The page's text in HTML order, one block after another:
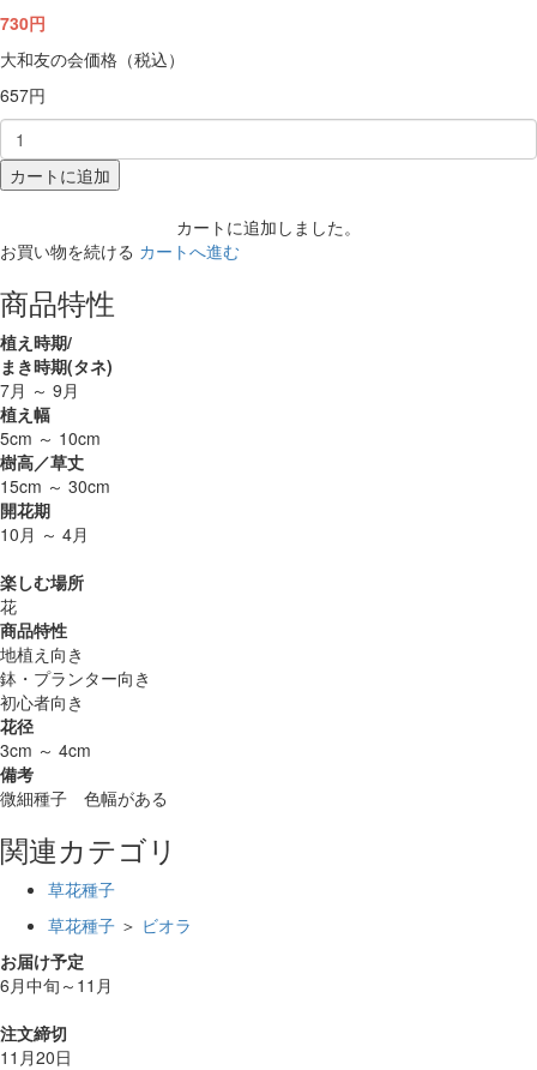
730円
大和友の会価格（税込）
657円
カートに追加
カートに追加しました。
お買い物を続ける カートへ進む
商品特性
植え時期/
まき時期(タネ)
7月 ～ 9月
植え幅
5cm ～ 10cm
樹高／草丈
15cm ～ 30cm
開花期
10月 ～ 4月
楽しむ場所
花
商品特性
地植え向き
鉢・プランター向き
初心者向き
花径
3cm ～ 4cm
備考
微細種子 色幅がある
関連カテゴリ
草花種子
草花種子 ＞ ビオラ
お届け予定
6月中旬～11月
注文締切
11月20日